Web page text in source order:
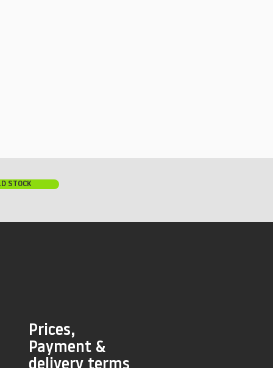
Prices,
Payment &
STOCK